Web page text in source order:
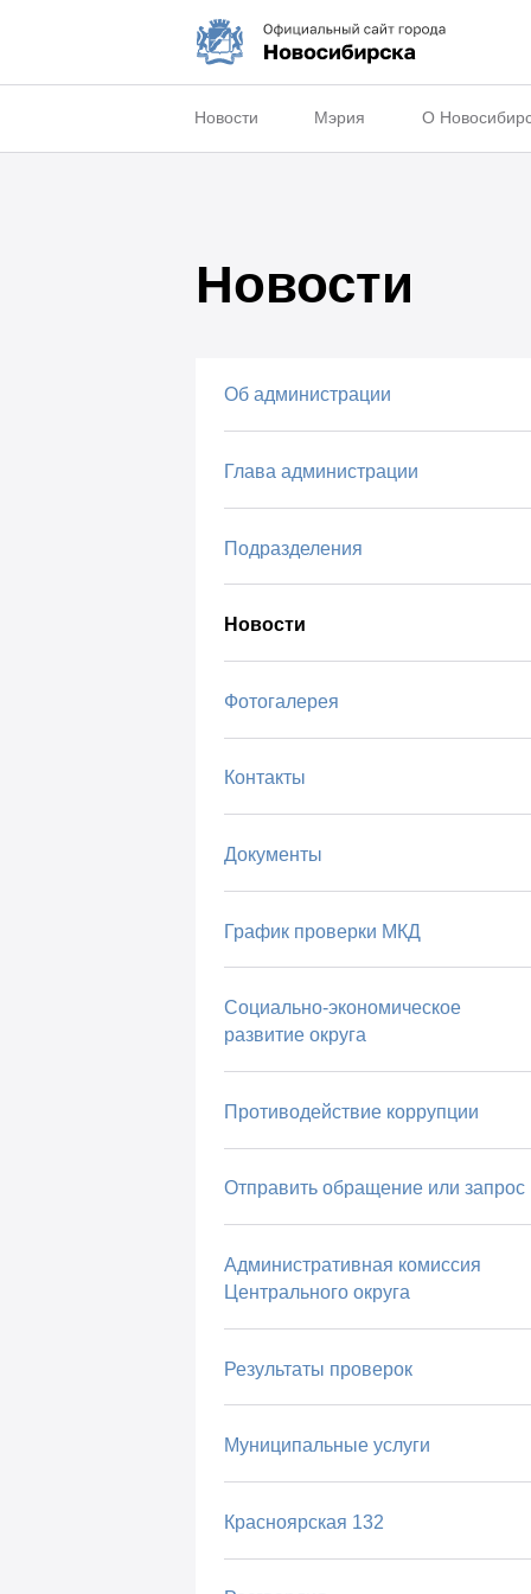
Новости Мэрия О
Новости
Об администрации
Глава администрации
Подразделения
Новости
Фотогалерея
Контакты
Документы
График проверки МКД
Социально-экономическое
развитие округа
Противодействие коррупции
Отправить обращение или запрос
Административная комиссия
Центрального округа
Результаты проверок
Муниципальные услуги
Красноярская 132